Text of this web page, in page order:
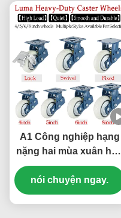
A1 Công nghiệp hạng
nặng hai mùa xuân hấp
thụ cú sốc thép lõi
polyurethane cứng
4''lơn vận chuyển tải
nói chuyện ngay.